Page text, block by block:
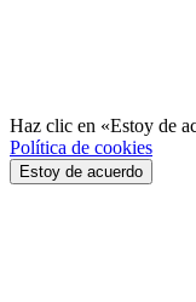
Haz clic en «Estoy de
Política de cookies
Estoy de acuerdo